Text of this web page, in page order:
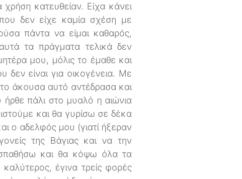
κατευθείαν. Είχα κάνει
δεν είχε καμία σχέση με
πάντα να είμαι καθαρός,
τα πράγματα τελικά δεν
μου, μόλις το έμαθε και
δεν είναι για οικογένεια. Με
άκουσα αυτό αντέδρασα και
ήρθε πάλι στο μυαλό η αιώνια
και θα γυρίσω σε δέκα
ο αδελφός μου (γιατί ήξεραν
της Βάγιας και να την
και θα κόψω όλα τα
έγινα τρείς φορές